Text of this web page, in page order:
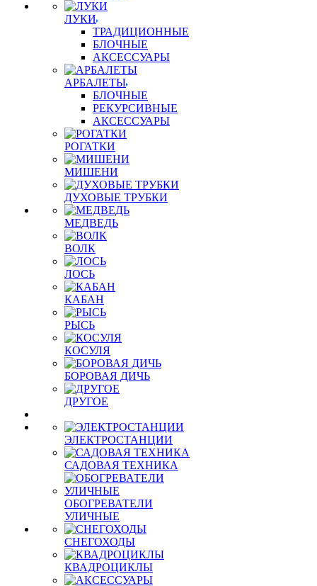
ЛУКИ
ТРАДИЦИОННЫЕ
БЛОЧНЫЕ
АКСЕССУАРЫ
АРБАЛЕТЫ
БЛОЧНЫЕ
РЕКУРСИВНЫЕ
АКСЕССУАРЫ
РОГАТКИ
МИШЕНИ
ДУХОВЫЕ ТРУБКИ
МЕДВЕДЬ
ВОЛК
ЛОСЬ
КАБАН
РЫСЬ
КОСУЛЯ
БОРОВАЯ ДИЧЬ
ДРУГОЕ
ЭЛЕКТРОСТАНЦИИ
САДОВАЯ ТЕХНИКА
ОБОГРЕВАТЕЛИ
УЛИЧНЫЕ
СНЕГОХОДЫ
КВАДРОЦИКЛЫ